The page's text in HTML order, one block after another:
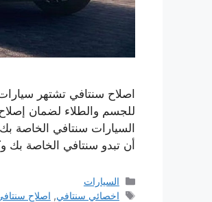
اصلاح سنتافي تشتهر
للجسم والطلاء لضمان
السيارات سنتافي الخاصة
أن تبدو سنتافي الخاصة بك
التصنيفات
السيارات
الوسوم
اخصائي سنتافي, اصلاح